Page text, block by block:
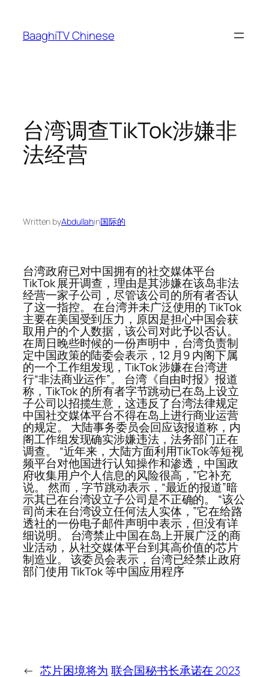
content
BaaghiTV Chinese
台湾调查TikTok涉嫌非
法经营
Written byAbdullahin国际的
台湾政府已对中国拥有的社交媒体平台
TikTok 展开调查，理由是其涉嫌在该岛非法
经营一家子公司，尽管该公司的所有者否认
了这一指控。 在台湾并未广泛使用的 TikTok
主要在美国受到压力，原因是担心中国会获
取用户的个人数据，该公司对此予以否认。
在周日晚些时候的一份声明中，台湾负责制
定中国政策的陆委会表示，12 月9 内阁下属
的一个工作组发现，TikTok 涉嫌在台湾进
行“非法商业运作”。 台湾《自由时报》报道
称，TikTok 的所有者字节跳动已在岛上设立
子公司以招揽生意，这违反了台湾法律规定
中国社交媒体平台不得在岛上进行商业运营
的规定。 大陆事务委员会回应该报道称，内
阁工作组发现确实涉嫌违法，法务部门正在
调查。 “近年来，大陆方面利用TikTok等短视
频平台对他国进行认知操作和渗透，中国政
府收集用户个人信息的风险很高，”它补充
说。 然而，字节跳动表示，“最近的报道”暗
示其已在台湾设立子公司是不正确的。 “该公
司尚未在台湾设立任何法人实体，”它在给路
透社的一份电子邮件声明中表示，但没有详
细说明。 台湾禁止中国在岛上开展广泛的商
业活动，从社交媒体平台到其高价值的芯片
制造业。 该委员会表示，台湾已经禁止政府
部门使用 TikTok 等中国应用程序
← 芯片困境将为 联合国秘书长承诺在 2023